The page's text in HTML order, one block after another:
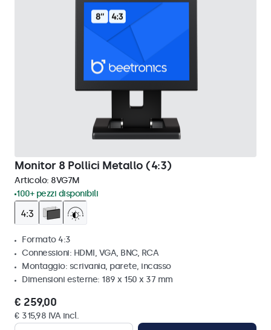
Monitor 8 Pollici Metallo (4:3)
Articolo: 8VG7M
100+ pezzi disponibili
Formato 4:3
Connessioni: HDMI, VGA, BNC, RCA
Montaggio: scrivania, parete, incasso
Dimensioni esterne: 189 x 150 x 37 mm
€ 259,00
€ 315,98 IVA incl.